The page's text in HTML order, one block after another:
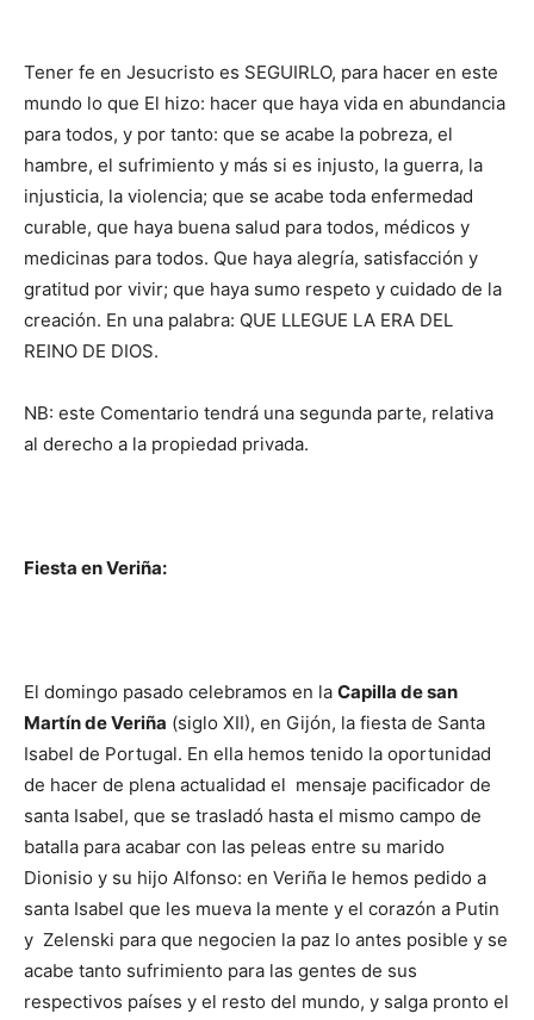
Tener fe en Jesucristo es SEGUIRLO, para hacer en este
mundo lo que El hizo: hacer que haya vida en abundancia
para todos, y por tanto: que se acabe la pobreza, el
hambre, el sufrimiento y más si es injusto, la guerra, la
injusticia, la violencia; que se acabe toda enfermedad
curable, que haya buena salud para todos, médicos y
medicinas para todos. Que haya alegría, satisfacción y
gratitud por vivir; que haya sumo respeto y cuidado de la
creación. En una palabra: QUE LLEGUE LA ERA DEL
REINO DE DIOS.
NB: este Comentario tendrá una segunda parte, relativa
al derecho a la propiedad privada.
Fiesta en Veriña:
El domingo pasado celebramos en la Capilla de san
Martín de Veriña (siglo XII), en Gijón, la fiesta de Santa
Isabel de Portugal. En ella hemos tenido la oportunidad
de hacer de plena actualidad el mensaje pacificador de
santa Isabel, que se trasladó hasta el mismo campo de
batalla para acabar con las peleas entre su marido
Dionisio y su hijo Alfonso: en Veriña le hemos pedido a
santa Isabel que les mueva la mente y el corazón a Putin
y Zelenski para que negocien la paz lo antes posible y se
acabe tanto sufrimiento para las gentes de sus
respectivos países y el resto del mundo, y salga pronto el